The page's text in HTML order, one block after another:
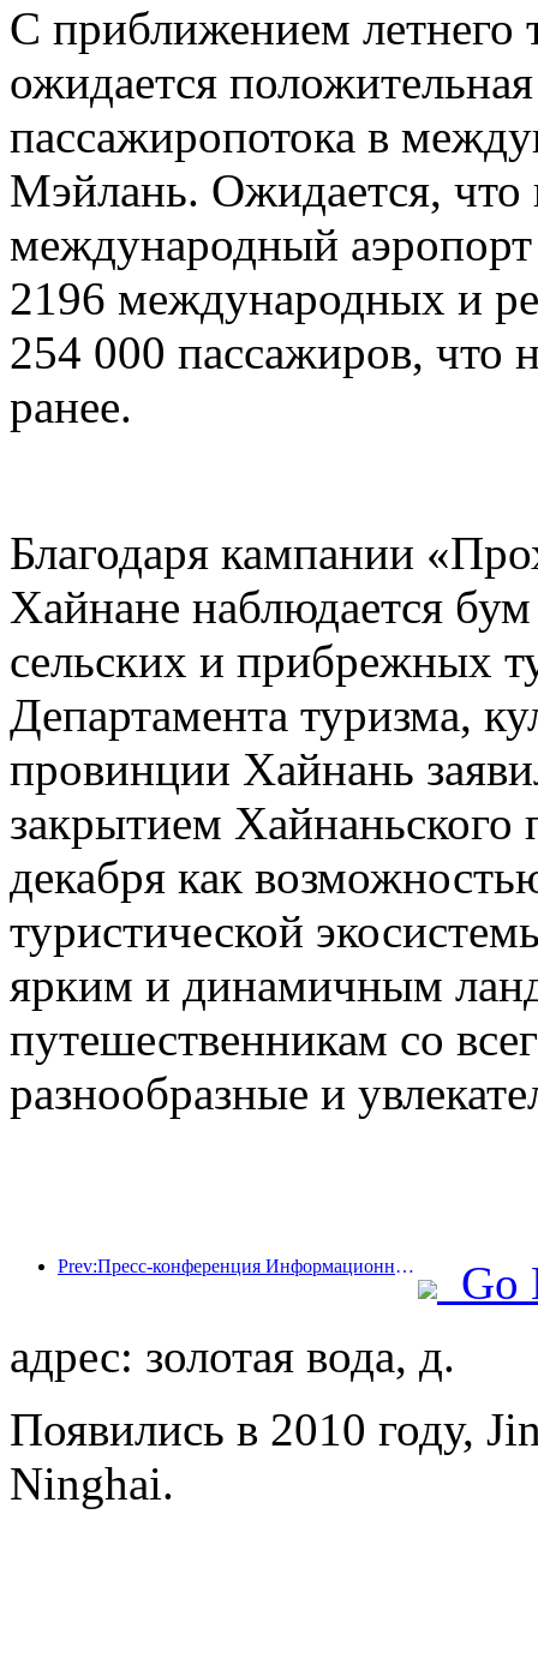
С приближением летнего
ожидается
пассажиропотока в
Мэйлань. Ожидается, что
международный
2196 международных и
254 000 пассажиров, что
ранее.
Благодаря кампании
Хайнане наблюдается
сельских и прибрежных
Департамента туризма,
провинции Хайнань
закрытием Хайнаньского
декабря как
туристической
ярким и динамичным
путешественникам со
разнообразные и
Prev:Пресс-конференция Информационного бюро Госсовета: доходы моей страны от трансграничных поездок увеличились на 42% в первой половине этого года
Go
адрес: золотая вода, д.
Появились в 2010 году,
Ninghai.